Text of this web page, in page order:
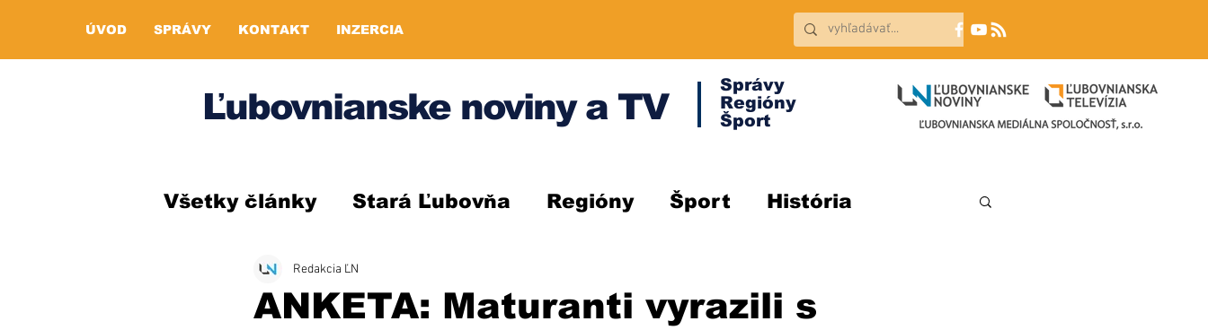
ÚVOD SPRÁVY KONTAKT INZERCIA
Ľubovnianske noviny a TV
Správy
Regióny
Šport
Všetky články Stará Ľubovňa Regióny Šport História
ANKETA: Maturanti vyrazili s
Redakcia ĽN